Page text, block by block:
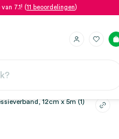
7.1! (11 beoordelingen)
12cm x 5m (1)